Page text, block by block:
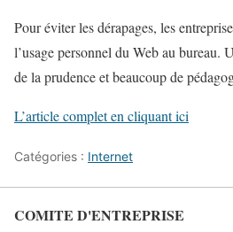
Pour éviter les dérapages, les
l’usage personnel du Web au bureau.
de la prudence et beaucoup de
L’article complet en cliquant ici
Catégories : Internet
COMITE D'ENTREPRISE